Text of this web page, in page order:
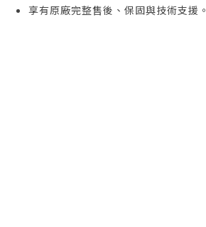
享有原廠完整售後、保固與技術支援。